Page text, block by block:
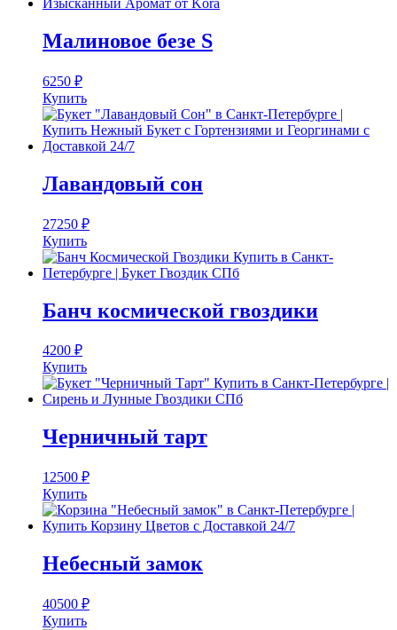
Малиновое безе S
6250 ₽
Купить
Лавандовый сон
27250 ₽
Купить
Банч космической гвоздики
4200 ₽
Купить
Черничный тарт
12500 ₽
Купить
Небесный замок
40500 ₽
Купить